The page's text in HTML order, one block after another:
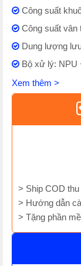
Công suất
Công suất vân
Dung lượng
Bộ xử lý: NPU
Xem thêm >
> Ship COD
> Hướng dẫn
> Tặng phần